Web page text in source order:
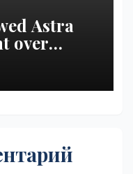
Astra
over